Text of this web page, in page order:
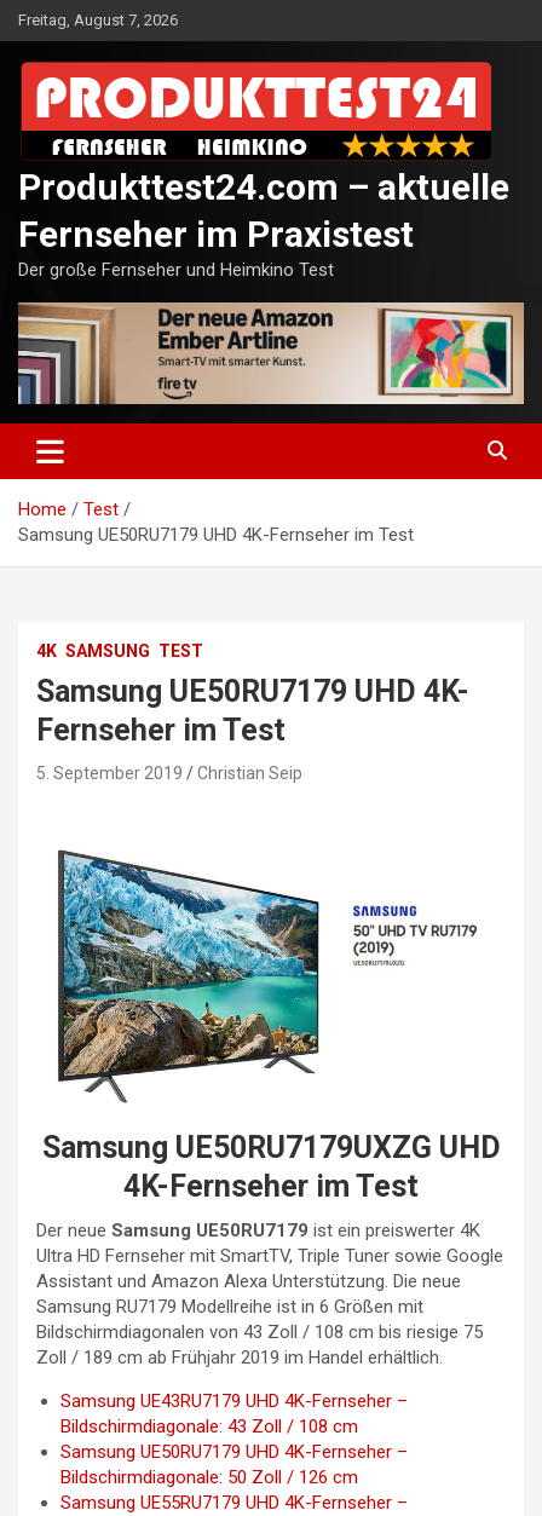
Skip
to
content
Freitag, August 7, 2026
Produkttest24.com – aktuelle
Fernseher im Praxistest
Der große Fernseher und Heimkino Test
Home
Test
Samsung UE50RU7179 UHD 4K-Fernseher im Test
4K SAMSUNG TEST
Samsung UE50RU7179 UHD 4K-
Fernseher im Test
5. September 2019 Christian Seip
Samsung UE50RU7179UXZG UHD
4K-Fernseher im Test
Der neue Samsung UE50RU7179 ist ein preiswerter 4K
Ultra HD Fernseher mit SmartTV, Triple Tuner sowie Google
Assistant und Amazon Alexa Unterstützung. Die neue
Samsung RU7179 Modellreihe ist in 6 Größen mit
Bildschirmdiagonalen von 43 Zoll / 108 cm bis riesige 75
Zoll / 189 cm ab Frühjahr 2019 im Handel erhältlich.
Samsung UE43RU7179 UHD 4K-Fernseher –
Bildschirmdiagonale: 43 Zoll / 108 cm
Samsung UE50RU7179 UHD 4K-Fernseher –
Bildschirmdiagonale: 50 Zoll / 126 cm
Samsung UE55RU7179 UHD 4K-Fernseher –